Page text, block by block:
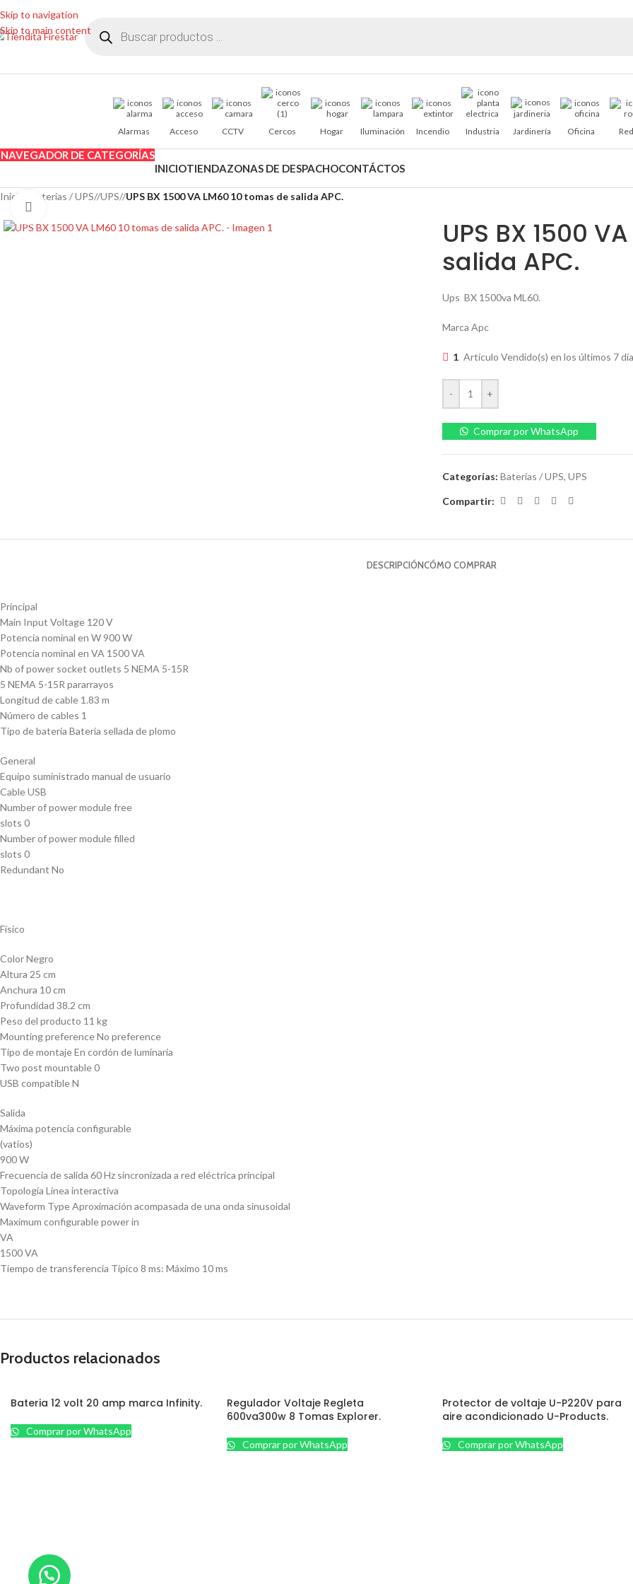
Skip to navigation
Skip to main content
Alarmas Acceso CCTV Cercos Hogar Iluminación Incendio Industria Jardinería Oficina
NAVEGADOR DE CATEGORÍAS
INICIOTIENDAZONAS DE DESPACHOCONTÁCTOS
Inicio Baterías / UPS/ UPS/ UPS BX 1500 VA LM60 10 tomas de salida APC.
UPS BX 1500
salida APC.
Ups BX 1500va ML60.
Marca Apc
1 Artículo Vendido(s) en los últimos 7
- +
Comprar por WhatsApp
Categorías: Baterías / UPS, UPS
Compartir:
DESCRIPCIÓNCÓMO COMPRAR
Principal
Main Input Voltage 120 V
Potencia nominal en W 900 W
Potencia nominal en VA 1500 VA
Nb of power socket outlets 5 NEMA 5-15R
5 NEMA 5-15R pararrayos
Longitud de cable 1.83 m
Número de cables 1
Tipo de batería Batería sellada de plomo
General
Equipo suministrado manual de usuario
Cable USB
Number of power module free
slots 0
Number of power module filled
slots 0
Redundant No
Físico
Color Negro
Altura 25 cm
Anchura 10 cm
Profundidad 38.2 cm
Peso del producto 11 kg
Mounting preference No preference
Tipo de montaje En cordón de luminaria
Two post mountable 0
USB compatible N
Salida
Máxima potencia configurable
(vatios)
900 W
Frecuencia de salida 60 Hz sincronizada a red eléctrica principal
Topología Línea interactiva
Waveform Type Aproximación acompasada de una onda sinusoidal
Maximum configurable power in
VA
1500 VA
Tiempo de transferencia Típico 8 ms: Máximo 10 ms
Productos relacionados
Bateria 12 volt 20 amp marca Infinity.
Comprar por WhatsApp
Regulador Voltaje Regleta
600va300w 8 Tomas Explorer.
Comprar por WhatsApp
Protector de voltaje U-P220V para
aire acondicionado U-Products.
Comprar por WhatsApp
+58 412 9721522